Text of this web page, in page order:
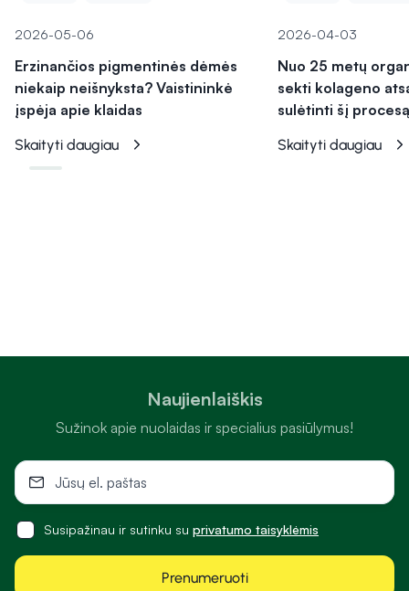
2026-05-06
Erzinančios pigmentinės dėmės
niekaip neišnyksta? Vaistininkė
įspėja apie klaidas
Skaityti daugiau
2026-04-03
Nuo 25 metų
sekti kolageno
sulėtinti šį
Skaityti daugiau
Naujienlaiškis
Sužinok apie nuolaidas ir specialius pasiūlymus!
Susipažinau ir sutinku su privatumo taisyklėmis
Prenumeruoti